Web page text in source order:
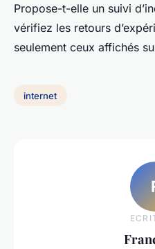
Propose-t-elle un suivi
vérifiez les retours
seulement ceux affichés
internet